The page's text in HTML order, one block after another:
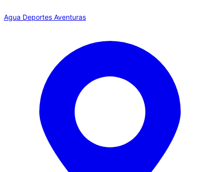
Agua Deportes Aventuras